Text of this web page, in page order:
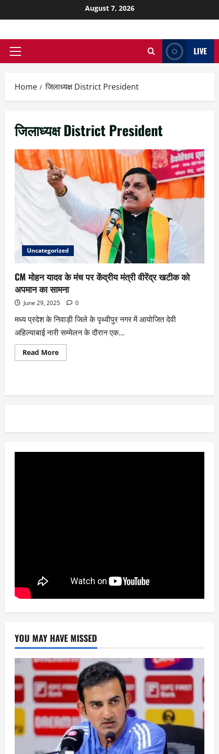
August 7, 2026
LIVE
Home जिलाध्यक्ष District President
जिलाध्यक्ष District President
Uncategorized
CM मोहन यादव के मंच पर केंद्रीय मंत्री वीरेंद्र खटीक को
अपमान का सामना
June 29, 2025 0
मध्य प्रदेश के निवाड़ी जिले के पृथ्वीपुर नगर में आयोजित देवी
अहिल्याबाई नारी सम्मेलन के दौरान एक...
Read More
YOU MAY HAVE MISSED